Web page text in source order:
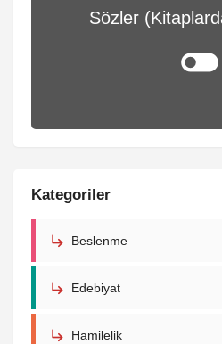
Sözler
Kategoriler
Beslenme
Edebiyat
Hamilelik